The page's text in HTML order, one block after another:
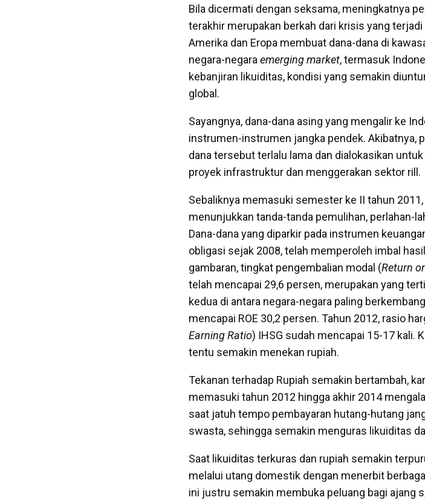
Bila dicermati dengan seksama, meningkatnya
terakhir merupakan berkah dari krisis yang
Amerika dan Eropa membuat dana-dana di
negara-negara emerging market, termasuk
kebanjiran likuiditas, kondisi yang semakin
global.
Sayangnya, dana-dana asing yang mengalir ke
instrumen-instrumen jangka pendek. Akibatnya,
dana tersebut terlalu lama dan dialokasikan
proyek infrastruktur dan menggerakan sektor rill.
Sebaliknya memasuki semester ke II tahun
menunjukkan tanda-tanda pemulihan, perlahan-
Dana-dana yang diparkir pada instrumen
obligasi sejak 2008, telah memperoleh imbal
gambaran, tingkat pengembalian modal (Return
telah mencapai 29,6 persen, merupakan yang
kedua di antara negara-negara paling
mencapai ROE 30,2 persen. Tahun 2012, rasio
Earning Ratio) IHSG sudah mencapai 15-17 kali.
tentu semakin menekan rupiah.
Tekanan terhadap Rupiah semakin bertambah,
memasuki tahun 2012 hingga akhir 2014
saat jatuh tempo pembayaran hutang-hutang
swasta, sehingga semakin menguras likuiditas
Saat likuiditas terkuras dan rupiah semakin
melalui utang domestik dengan menerbit
ini justru semakin membuka peluang bagi ajang